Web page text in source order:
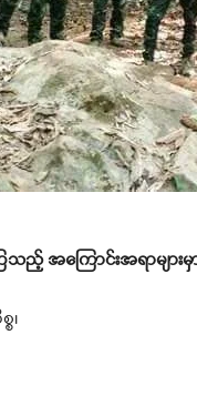
အကြောင်းအရာများမှ
၊